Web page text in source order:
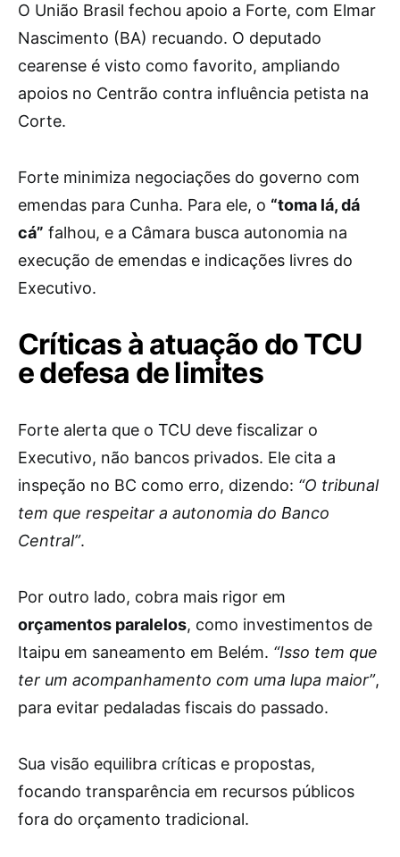
O União Brasil fechou apoio a Forte, com Elmar
Nascimento (BA) recuando. O deputado
cearense é visto como favorito, ampliando
apoios no Centrão contra influência petista na
Corte.
Forte minimiza negociações do governo com
emendas para Cunha. Para ele, o “toma lá, dá
cá” falhou, e a Câmara busca autonomia na
execução de emendas e indicações livres do
Executivo.
Críticas à atuação do TCU
e defesa de limites
Forte alerta que o TCU deve fiscalizar o
Executivo, não bancos privados. Ele cita a
inspeção no BC como erro, dizendo: “O tribunal
tem que respeitar a autonomia do Banco
Central”.
Por outro lado, cobra mais rigor em
orçamentos paralelos, como investimentos de
Itaipu em saneamento em Belém. “Isso tem que
ter um acompanhamento com uma lupa maior”,
para evitar pedaladas fiscais do passado.
Sua visão equilibra críticas e propostas,
focando transparência em recursos públicos
fora do orçamento tradicional.